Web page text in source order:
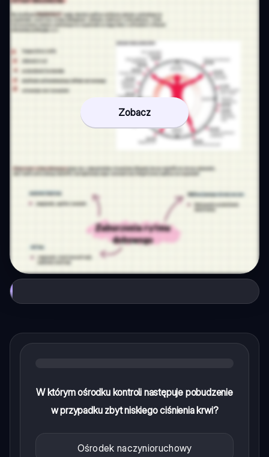
Zobacz
W którym ośrodku kontroli następuje pobudzenie
w przypadku zbyt niskiego ciśnienia krwi?
Ośrodek naczynioruchowy